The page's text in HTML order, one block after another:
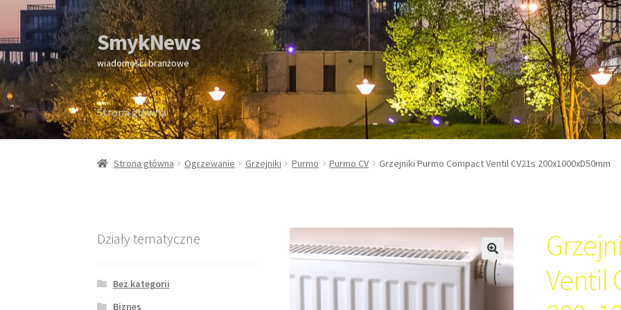
Przejdź
do
nawigacji
Przejdź
do
treści
SmykNews
wiadomości branżowe
Strona główna
Strona główna
Strona główna Ogrzewanie Grzejniki Purmo Purmo CV Grzejniki Purmo Compact Ventil CV21s 200x1000xD50mm
Ventil
Działy tematyczne
Bez kategorii
Biznes